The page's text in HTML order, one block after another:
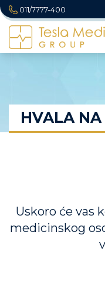
011/7777-400
HVALA NA
Uskoro će vas
medicinskog